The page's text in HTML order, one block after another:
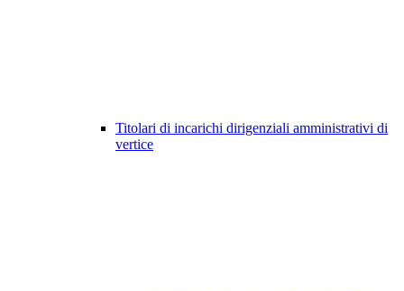
Titolari di incarichi dirigenziali amministrativi di
vertice